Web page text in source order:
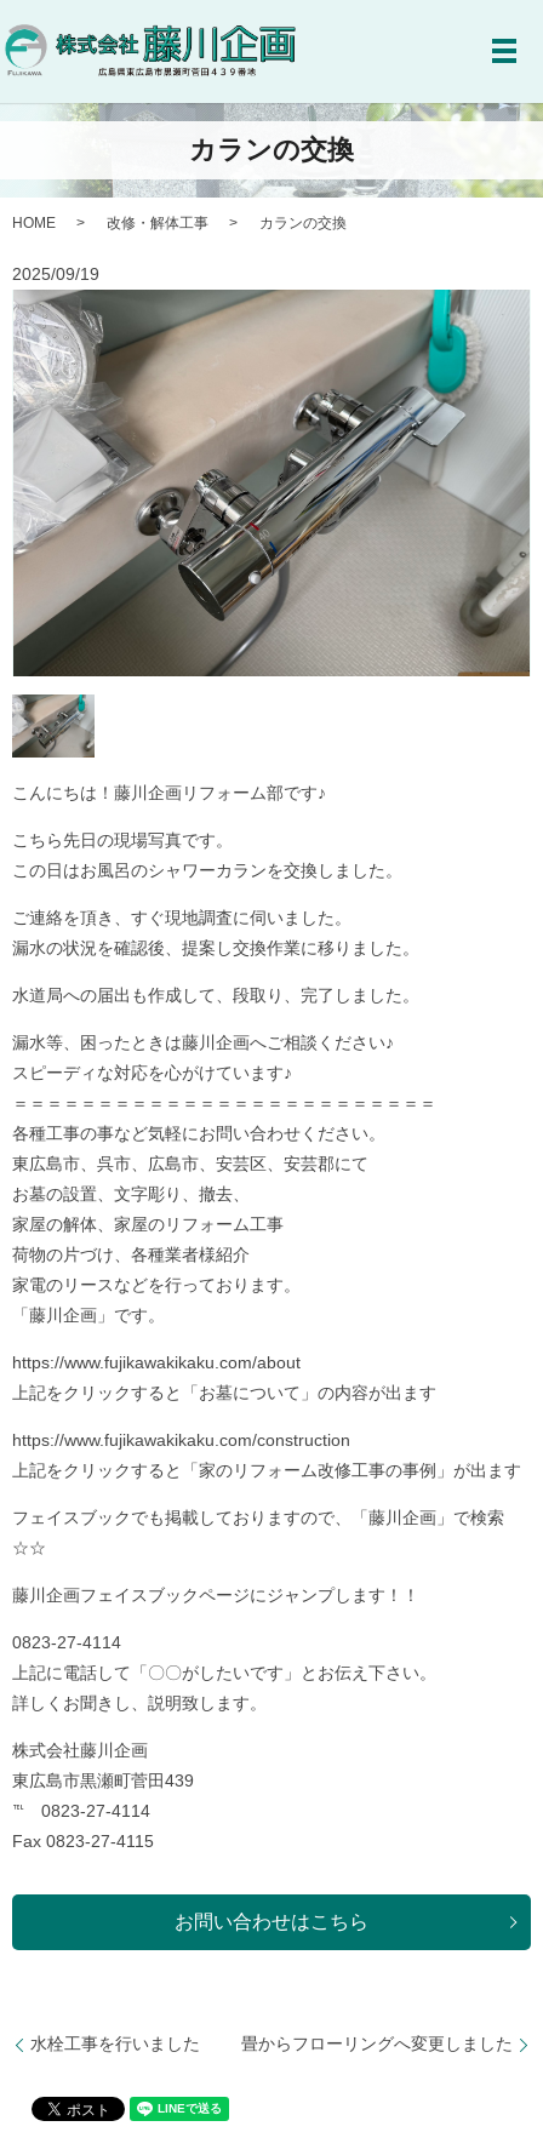
メ
カランの交換
HOME 改修・解体工事 カランの交換
2025/09/19
こんにちは！藤川企画リフォーム部です♪
こちら先日の現場写真です。
この日はお風呂のシャワーカランを交換しました。
ご連絡を頂き、すぐ現地調査に伺いました。
漏水の状況を確認後、提案し交換作業に移りました。
水道局への届出も作成して、段取り、完了しました。
漏水等、困ったときは藤川企画へご相談ください♪
スピーディな対応を心がけています♪
＝＝＝＝＝＝＝＝＝＝＝＝＝＝＝＝＝＝＝＝＝＝＝＝＝
各種工事の事など気軽にお問い合わせください。
東広島市、呉市、広島市、安芸区、安芸郡にて
お墓の設置、文字彫り、撤去、
家屋の解体、家屋のリフォーム工事
荷物の片づけ、各種業者様紹介
家電のリースなどを行っております。
「藤川企画」です。
https://www.fujikawakikaku.com/about
上記をクリックすると「お墓について」の内容が出ます
https://www.fujikawakikaku.com/construction
上記をクリックすると「家のリフォーム改修工事の事例」が出ます
フェイスブックでも掲載しておりますので、「藤川企画」で検索
☆☆
藤川企画フェイスブックページにジャンプします！！
0823-27-4114
上記に電話して「〇〇がしたいです」とお伝え下さい。
詳しくお聞きし、説明致します。
株式会社藤川企画
東広島市黒瀬町菅田439
℡ 0823-27-4114
Fax 0823-27-4115
お問い合わせはこちら
水栓工事を行いました 畳からフローリングへ変更しました